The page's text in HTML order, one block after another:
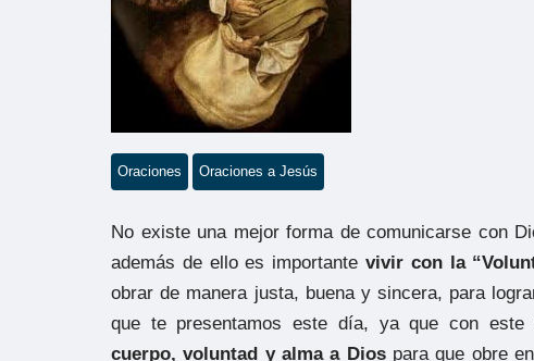
Oraciones Oraciones a Jesús
No existe una mejor forma de comunicarse con
además de ello es importante vivir con la
obrar de manera justa, buena y sincera, para
que te presentamos este día, ya que con
cuerpo, voluntad y alma a Diospara que obre